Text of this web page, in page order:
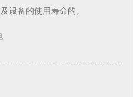
设备的使用寿命的。